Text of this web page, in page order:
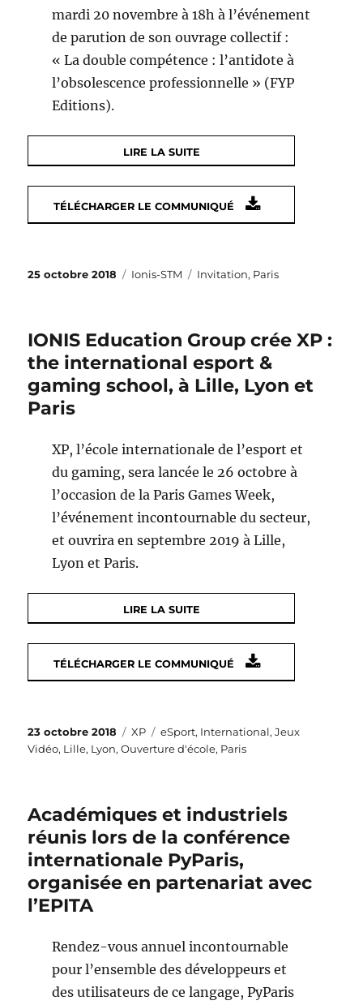
mardi 20 novembre à 18h à l’événement
de parution de son ouvrage collectif :
« La double compétence : l’antidote à
l’obsolescence professionnelle » (FYP
Editions).
LIRE LA SUITE
TÉLÉCHARGER LE COMMUNIQUÉ
Publié
25 octobre 2018 Catégories
Ionis-STM Étiquettes
Invitation, Paris
IONIS Education Group crée XP :
the international esport &
gaming school, à Lille, Lyon et
Paris
XP, l’école internationale de l’esport et
du gaming, sera lancée le 26 octobre à
l’occasion de la Paris Games Week,
l’événement incontournable du secteur,
et ouvrira en septembre 2019 à Lille,
Lyon et Paris.
LIRE LA SUITE
TÉLÉCHARGER LE COMMUNIQUÉ
Publié
le
23 octobre 2018 Catégories
XP Étiquettes
eSport, International,Jeux
Vidéo, Lille, Lyon,Ouverture d'école, Paris
Académiques et industriels
réunis lors de la conférence
internationale PyParis,
organisée en partenariat avec
l’EPITA
Rendez-vous annuel incontournable
pour l’ensemble des développeurs et
des utilisateurs de ce langage, PyParis